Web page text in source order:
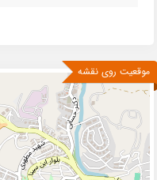
موقعیت روی نقشه